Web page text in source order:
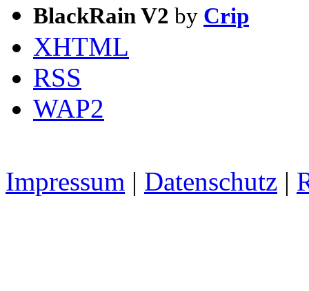
BlackRain V2 by Crip
XHTML
RSS
WAP2
Impressum | Datenschutz |